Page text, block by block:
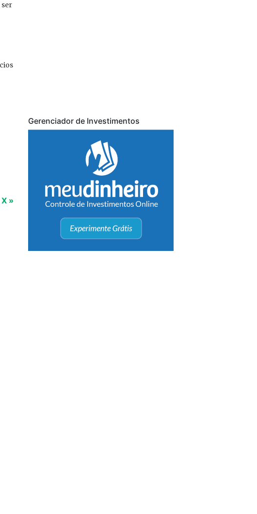
ser
»
Gerenciador de Investimentos